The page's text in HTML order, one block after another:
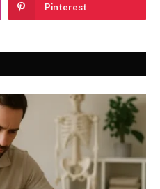
Pinterest